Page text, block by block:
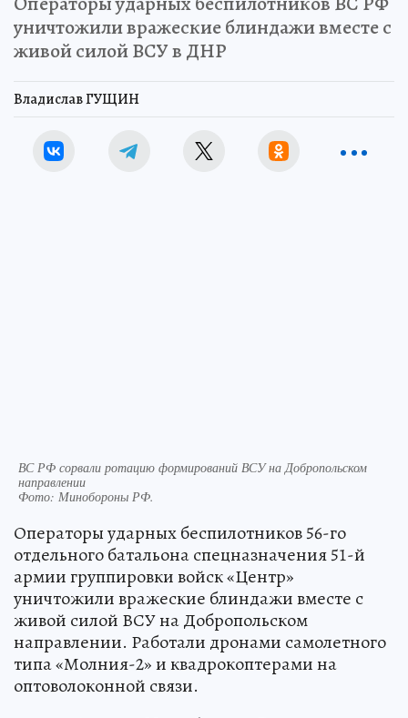
уничтожили вражеские блиндажи вместе с
живой силой ВСУ в ДНР
Владислав ГУЩИН
ВС РФ сорвали ротацию формирований ВСУ на Добропольском
направлении
Фото: Минобороны РФ.
Операторы ударных беспилотников 56-го
отдельного батальона спецназначения 51-й
армии группировки войск «Центр»
уничтожили вражеские блиндажи вместе с
живой силой ВСУ на Добропольском
направлении. Работали дронами самолетного
типа «Молния-2» и квадрокоптерами на
оптоволоконной связи.